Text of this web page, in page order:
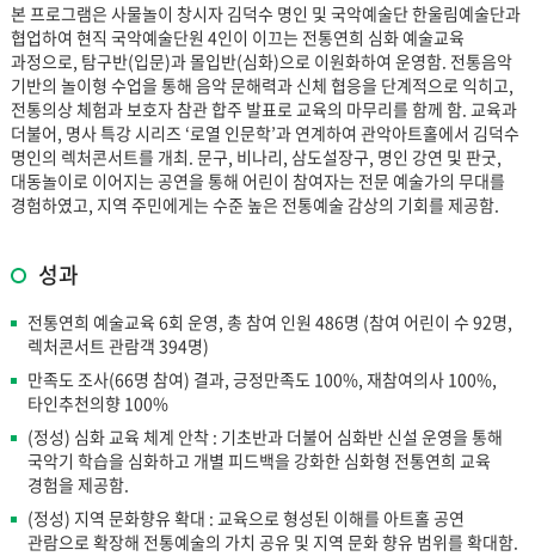
본 프로그램은 사물놀이 창시자 김덕수 명인 및 국악예술단 한울림예술단과
협업하여 현직 국악예술단원 4인이 이끄는 전통연희 심화 예술교육
과정으로, 탐구반(입문)과 몰입반(심화)으로 이원화하여 운영함. 전통음악
기반의 놀이형 수업을 통해 음악 문해력과 신체 협응을 단계적으로 익히고,
전통의상 체험과 보호자 참관 합주 발표로 교육의 마무리를 함께 함. 교육과
더불어, 명사 특강 시리즈 ‘로열 인문학’과 연계하여 관악아트홀에서 김덕수
명인의 렉처콘서트를 개최. 문구, 비나리, 삼도설장구, 명인 강연 및 판굿,
대동놀이로 이어지는 공연을 통해 어린이 참여자는 전문 예술가의 무대를
경험하였고, 지역 주민에게는 수준 높은 전통예술 감상의 기회를 제공함.
성과
전통연희 예술교육 6회 운영, 총 참여 인원 486명 (참여 어린이 수 92명,
렉처콘서트 관람객 394명)
만족도 조사(66명 참여) 결과, 긍정만족도 100%, 재참여의사 100%,
타인추천의향 100%
(정성) 심화 교육 체계 안착 : 기초반과 더불어 심화반 신설 운영을 통해
국악기 학습을 심화하고 개별 피드백을 강화한 심화형 전통연희 교육
경험을 제공함.
(정성) 지역 문화향유 확대 : 교육으로 형성된 이해를 아트홀 공연
관람으로 확장해 전통예술의 가치 공유 및 지역 문화 향유 범위를 확대함.